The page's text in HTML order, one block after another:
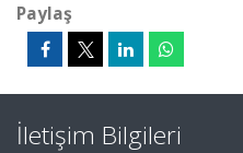
Paylaş
İletişim Bilgileri